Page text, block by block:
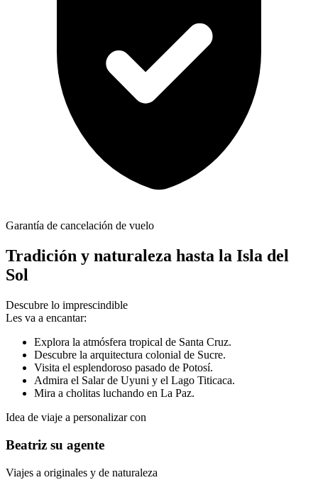
Garantía de cancelación de vuelo
Tradición y naturaleza hasta la Isla del
Sol
Descubre lo imprescindible
Les va a encantar:
Explora la atmósfera tropical de Santa Cruz.
Descubre la arquitectura colonial de Sucre.
Visita el esplendoroso pasado de Potosí.
Admira el Salar de Uyuni y el Lago Titicaca.
Mira a cholitas luchando en La Paz.
Idea de viaje a personalizar con
Beatriz su agente
Viajes a originales y de naturaleza